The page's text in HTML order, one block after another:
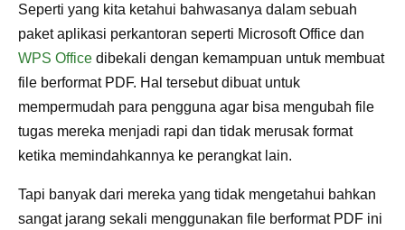
Seperti yang kita ketahui bahwasanya dalam sebuah
paket aplikasi perkantoran seperti Microsoft Office dan
WPS Office dibekali dengan kemampuan untuk membuat
file berformat PDF. Hal tersebut dibuat untuk
mempermudah para pengguna agar bisa mengubah file
tugas mereka menjadi rapi dan tidak merusak format
ketika memindahkannya ke perangkat lain.
Tapi banyak dari mereka yang tidak mengetahui bahkan
sangat jarang sekali menggunakan file berformat PDF ini